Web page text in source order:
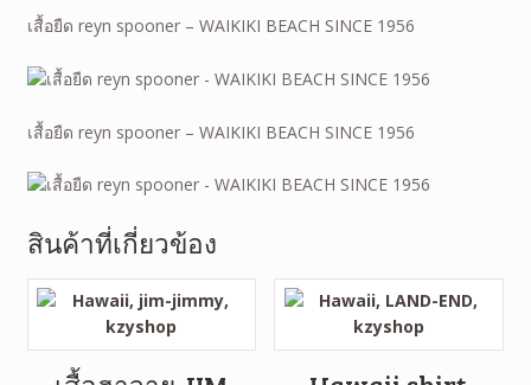
เสื้อยืด reyn spooner – WAIKIKI BEACH SINCE 1956
เสื้อยืด reyn spooner – WAIKIKI BEACH SINCE 1956
สินค้าที่เกี่ยวข้อง